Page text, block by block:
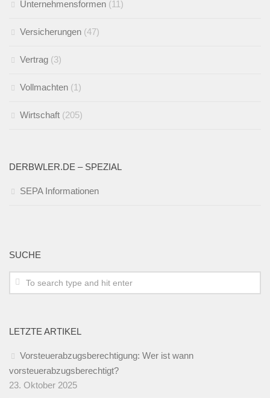
Unternehmensformen (11)
Versicherungen (47)
Vertrag (3)
Vollmachten (1)
Wirtschaft (205)
DERBWLER.DE – SPEZIAL
SEPA Informationen
SUCHE
LETZTE ARTIKEL
Vorsteuerabzugsberechtigung: Wer ist wann
vorsteuerabzugsberechtigt?
23. Oktober 2025